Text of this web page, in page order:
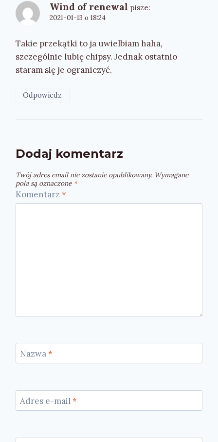
Wind of renewal pisze:
2021-01-13 o 18:24
Takie przekątki to ja uwielbiam haha,
szczególnie lubię chipsy. Jednak ostatnio
staram się je ograniczyć.
Odpowiedz
Dodaj komentarz
Twój adres email nie zostanie opublikowany. Wymagane
pola są oznaczone *
Komentarz *
Nazwa*
Adres e-mail*